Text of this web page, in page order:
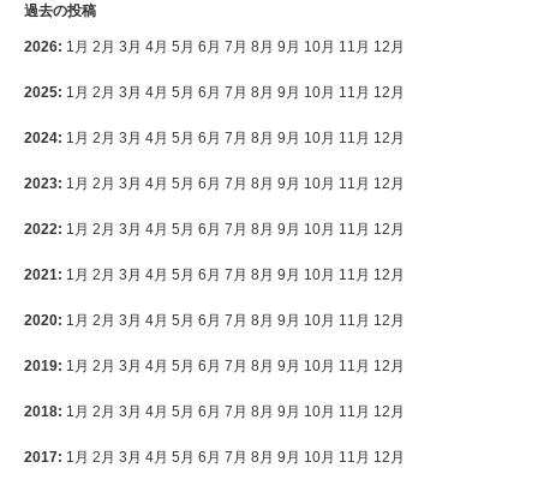
過去の投稿
2026: 1月 2月 3月 4月 5月 6月 7月 8月 9月 10月 11月 12月
2025: 1月 2月 3月 4月 5月 6月 7月 8月 9月 10月 11月 12月
2024: 1月 2月 3月 4月 5月 6月 7月 8月 9月 10月 11月 12月
2023: 1月 2月 3月 4月 5月 6月 7月 8月 9月 10月 11月 12月
2022: 1月 2月 3月 4月 5月 6月 7月 8月 9月 10月 11月 12月
2021: 1月 2月 3月 4月 5月 6月 7月 8月 9月 10月 11月 12月
2020: 1月 2月 3月 4月 5月 6月 7月 8月 9月 10月 11月 12月
2019: 1月 2月 3月 4月 5月 6月 7月 8月 9月 10月 11月 12月
2018: 1月 2月 3月 4月 5月 6月 7月 8月 9月 10月 11月 12月
2017: 1月 2月 3月 4月 5月 6月 7月 8月 9月 10月 11月 12月